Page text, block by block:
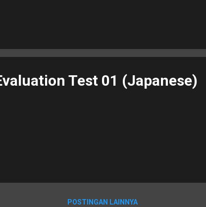
Test 01 (Japanese)
POSTINGAN LAINNYA